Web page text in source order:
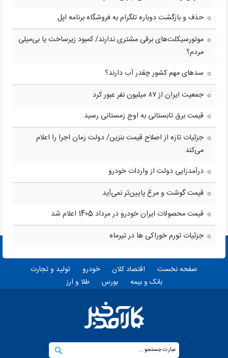
حذف و بازگشت دوباره تلگرام به فروشگاه برنامه اپل
موتورسیکلت‌های برقی مشتری ندارند/ کمبود زیرساخت یا بی‌میلی
مردم؟
سدهای مهم کشور چقدر آب دارند؟
جمعیت ایران از ۸۷ میلیون نفر عبور کرد
قیمت برق تابستانی به اوج زمستانی رسید
جزئیات تازه از اصلاح قیمت بنزین/ دولت زمان اجرا را اعلام
می‌کند
درآمدزایی دولت از واردات خودرو
قیمت گوشت و مرغ پایین‌تر نمی‌آید
قیمت محصولات ایران خودرو در مرداد 1405 اعلام شد
جزئیات تورم خوراکی ها در تیرماه
صفحه نخست اقتصاد کلان خودرو
تولید و تجارت
بانک و بیمه
بورس طلا و ارز